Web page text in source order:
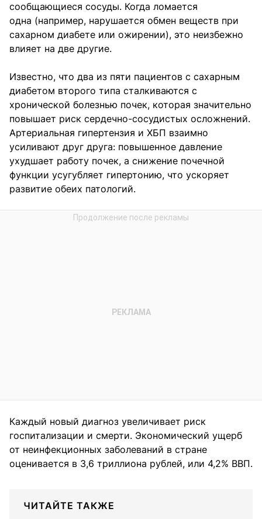
сообщающиеся сосуды. Когда ломается
одна (например, нарушается обмен веществ при
сахарном диабете или ожирении), это неизбежно
влияет на две другие.
Известно, что два из пяти пациентов с сахарным
диабетом второго типа сталкиваются с
хронической болезнью почек, которая значительно
повышает риск сердечно-сосудистых осложнений.
Артериальная гипертензия и ХБП взаимно
усиливают друг друга: повышенное давление
ухудшает работу почек, а снижение почечной
функции усугубляет гипертонию, что ускоряет
развитие обеих патологий.
Каждый новый диагноз увеличивает риск
госпитализации и смерти. Экономический ущерб
от неинфекционных заболеваний в стране
оценивается в 3,6 триллиона рублей, или 4,2% ВВП.
ЧИТАЙТЕ ТАКЖЕ